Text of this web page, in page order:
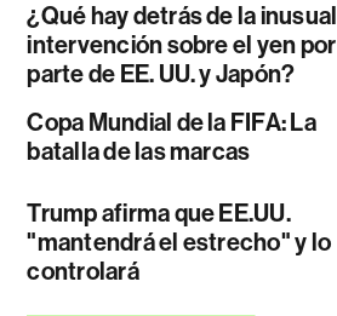
¿Qué hay detrás de la inusual
intervención sobre el yen por
parte de EE. UU. y Japón?
Copa Mundial de la FIFA: La
batalla de las marcas
Trump afirma que EE.UU.
"mantendrá el estrecho" y lo
controlará